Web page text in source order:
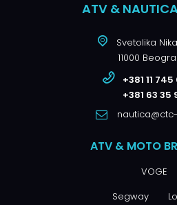
ATV &
Svetolika
11000
+381 11
+381 63 35
ATV & MOTO
VOGE
Segway